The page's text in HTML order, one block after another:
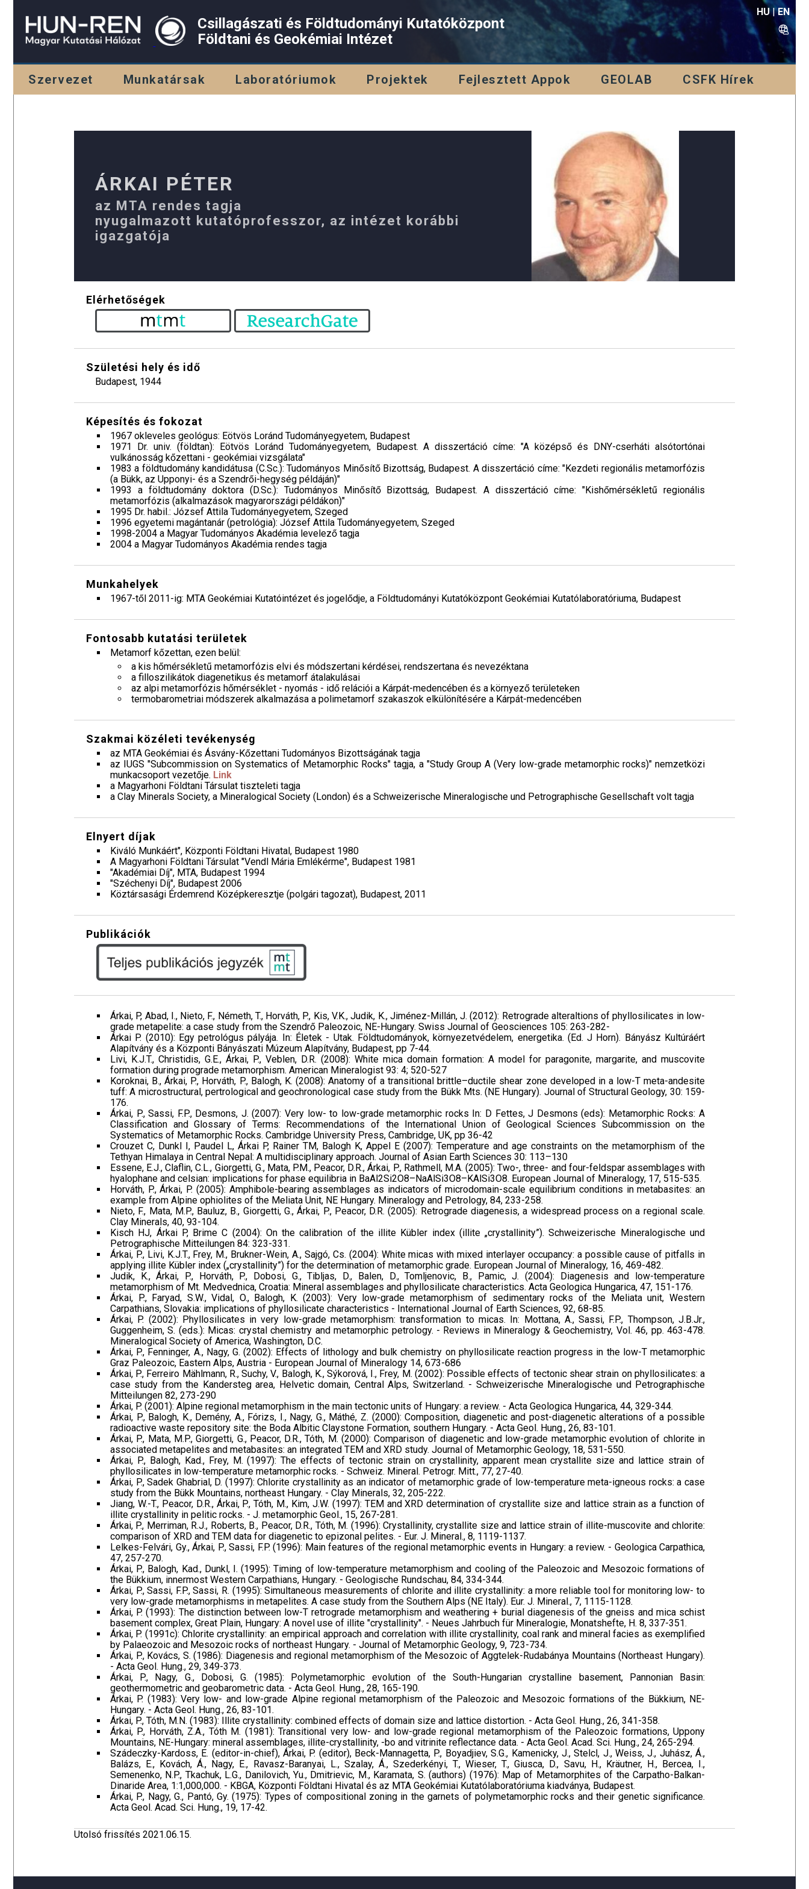
HU|EN
Csillagászati és Földtudományi Kutatóközpont
Földtani és Geokémiai Intézet
Szervezet Munkatársak Laboratóriumok Projektek Fejlesztett Appok GEOLAB CSFK Hírek
ÁRKAI PÉTER
az MTA rendes tagja
nyugalmazott kutatóprofesszor, az intézet korábbi
igazgatója
Elérhetőségek
Születési hely és idő
Budapest, 1944
Képesítés és fokozat
1967 okleveles geológus: Eötvös Loránd Tudományegyetem, Budapest
1971 Dr. univ. (földtan): Eötvös Loránd Tudományegyetem, Budapest. A disszertáció címe: "A középső és DNY-cserháti alsótortónai
vulkánosság kőzettani - geokémiai vizsgálata"
1983 a földtudomány kandidátusa (C.Sc.): Tudományos Minősítő Bizottság, Budapest. A disszertáció címe: "Kezdeti regionális metamorfózis
(a Bükk, az Upponyi- és a Szendrői-hegység példáján)"
1993 a földtudomány doktora (D.Sc.): Tudományos Minősítő Bizottság, Budapest. A disszertáció címe: "Kishőmérsékletű regionális
metamorfózis (alkalmazások magyarországi példákon)"
1995 Dr. habil.: József Attila Tudományegyetem, Szeged
1996 egyetemi magántanár (petrológia): József Attila Tudományegyetem, Szeged
1998-2004 a Magyar Tudományos Akadémia levelező tagja
2004 a Magyar Tudományos Akadémia rendes tagja
Munkahelyek
1967-től 2011-ig: MTA Geokémiai Kutatóintézet és jogelődje, a Földtudományi Kutatóközpont Geokémiai Kutatólaboratóriuma, Budapest
Fontosabb kutatási területek
Metamorf kőzettan, ezen belül:
a kis hőmérsékletű metamorfózis elvi és módszertani kérdései, rendszertana és nevezéktana
a filloszilikátok diagenetikus és metamorf átalakulásai
az alpi metamorfózis hőmérséklet - nyomás - idő relációi a Kárpát-medencében és a környező területeken
termobarometriai módszerek alkalmazása a polimetamorf szakaszok elkülönítésére a Kárpát-medencében
Szakmai közéleti tevékenység
az MTA Geokémiai és Ásvány-Kőzettani Tudományos Bizottságának tagja
az IUGS "Subcommission on Systematics of Metamorphic Rocks" tagja, a "Study Group A (Very low-grade metamorphic rocks)" nemzetközi
munkacsoport vezetője. Link
a Magyarhoni Földtani Társulat tiszteleti tagja
a Clay Minerals Society, a Mineralogical Society (London) és a Schweizerische Mineralogische und Petrographische Gesellschaft volt tagja
Elnyert díjak
Kiváló Munkáért", Központi Földtani Hivatal, Budapest 1980
A Magyarhoni Földtani Társulat "Vendl Mária Emlékérme", Budapest 1981
"Akadémiai Díj", MTA, Budapest 1994
"Széchenyi Díj", Budapest 2006
Köztársasági Érdemrend Középkeresztje (polgári tagozat), Budapest, 2011
Publikációk
Árkai, P, Abad, I., Nieto, F., Németh, T., Horváth, P., Kis, V.K., Judik, K., Jiménez-Millán, J. (2012): Retrograde alteraltions of phyllosilicates in low-
grade metapelite: a case study from the Szendrő Paleozoic, NE-Hungary. Swiss Journal of Geosciences 105: 263-282-
Árkai P. (2010): Egy petrológus pályája. In: Életek - Utak. Földtudományok, környezetvédelem, energetika. (Ed. J Horn). Bányász Kultúráért
Alapítvány és a Központi Bányászati Múzeum Alapítvány, Budapest, pp 7-44.
Livi, K.J.T., Christidis, G.E., Árkai, P., Veblen, D.R. (2008): White mica domain formation: A model for paragonite, margarite, and muscovite
formation during prograde metamorphism. American Mineralogist 93: 4; 520-527
Koroknai, B., Árkai, P., Horváth, P., Balogh, K. (2008): Anatomy of a transitional brittle–ductile shear zone developed in a low-T meta-andesite
tuff: A microstructural, pertrological and geochronological case study from the Bükk Mts. (NE Hungary). Journal of Structural Geology, 30: 159-
176.
Árkai, P., Sassi, F.P., Desmons, J. (2007): Very low- to low-grade metamorphic rocks In: D Fettes, J Desmons (eds): Metamorphic Rocks: A
Classification and Glossary of Terms: Recommendations of the International Union of Geological Sciences Subcommission on the
Systematics of Metamorphic Rocks. Cambridge University Press, Cambridge, UK, pp 36-42
Crouzet C, Dunkl I, Paudel L, Árkai P, Rainer TM, Balogh K, Appel E (2007): Temperature and age constraints on the metamorphism of the
Tethyan Himalaya in Central Nepal: A multidisciplinary approach. Journal of Asian Earth Sciences 30: 113–130
Essene, E.J., Claflin, C.L., Giorgetti, G., Mata, P.M., Peacor, D.R., Árkai, P., Rathmell, M.A. (2005): Two-, three- and four-feldspar assemblages with
hyalophane and celsian: implications for phase equilibria in BaAl2Si2O8–NaAlSi3O8–KAlSi3O8. European Journal of Mineralogy, 17, 515-535.
Horváth, P., Árkai, P. (2005): Amphibole-bearing assemblages as indicators of microdomain-scale equilibrium conditions in metabasites: an
example from Alpine ophiolites of the Meliata Unit, NE Hungary. Mineralogy and Petrology, 84, 233-258.
Nieto, F., Mata, M.P., Bauluz, B., Giorgetti, G., Árkai, P., Peacor, D.R. (2005): Retrograde diagenesis, a widespread process on a regional scale.
Clay Minerals, 40, 93-104.
Kisch HJ, Árkai P, Brime C (2004): On the calibration of the illite Kübler index (illite „crystallinity”). Schweizerische Mineralogische und
Petrographische Mitteilungen 84: 323-331.
Árkai, P., Livi, K.J.T., Frey, M., Brukner-Wein, A., Sajgó, Cs. (2004): White micas with mixed interlayer occupancy: a possible cause of pitfalls in
applying illite Kübler index („crystallinity”) for the determination of metamorphic grade. European Journal of Mineralogy, 16, 469-482.
Judik, K., Árkai, P., Horváth, P., Dobosi, G., Tibljas, D., Balen, D., Tomljenovic, B., Pamic, J. (2004): Diagenesis and low-temperature
metamorphism of Mt. Medvednica, Croatia: Mineral assemblages and phyllosilicate characteristics. Acta Geologica Hungarica, 47, 151-176.
Árkai, P., Faryad, S.W., Vidal, O., Balogh, K. (2003): Very low-grade metamorphism of sedimentary rocks of the Meliata unit, Western
Carpathians, Slovakia: implications of phyllosilicate characteristics - International Journal of Earth Sciences, 92, 68-85.
Árkai, P. (2002): Phyllosilicates in very low-grade metamorphism: transformation to micas. In: Mottana, A., Sassi, F.P., Thompson, J.B.Jr.,
Guggenheim, S. (eds.): Micas: crystal chemistry and metamorphic petrology. - Reviews in Mineralogy & Geochemistry, Vol. 46, pp. 463-478.
Mineralogical Society of America, Washington, D.C.
Árkai, P., Fenninger, A., Nagy, G. (2002): Effects of lithology and bulk chemistry on phyllosilicate reaction progress in the low-T metamorphic
Graz Paleozoic, Eastern Alps, Austria - European Journal of Mineralogy 14, 673-686
Árkai, P., Ferreiro Mählmann, R., Suchy, V., Balogh, K., Sýkorová, I., Frey, M. (2002): Possible effects of tectonic shear strain on phyllosilicates: a
case study from the Kandersteg area, Helvetic domain, Central Alps, Switzerland. - Schweizerische Mineralogische und Petrographische
Mitteilungen 82, 273-290
Árkai, P. (2001): Alpine regional metamorphism in the main tectonic units of Hungary: a review. - Acta Geologica Hungarica, 44, 329-344.
Árkai, P., Balogh, K., Demény, A., Fórizs, I., Nagy, G., Máthé, Z. (2000): Composition, diagenetic and post-diagenetic alterations of a possible
radioactive waste repository site: the Boda Albitic Claystone Formation, southern Hungary. - Acta Geol. Hung., 26, 83-101.
Árkai, P., Mata, M.P., Giorgetti, G., Peacor, D.R., Tóth, M. (2000): Comparison of diagenetic and low-grade metamorphic evolution of chlorite in
associated metapelites and metabasites: an integrated TEM and XRD study. Journal of Metamorphic Geology, 18, 531-550.
Árkai, P., Balogh, Kad., Frey, M. (1997): The effects of tectonic strain on crystallinity, apparent mean crystallite size and lattice strain of
phyllosilicates in low-temperature metamorphic rocks. - Schweiz. Mineral. Petrogr. Mitt., 77, 27-40.
Árkai, P., Sadek Ghabrial, D. (1997): Chlorite crystallinity as an indicator of metamorphic grade of low-temperature meta-igneous rocks: a case
study from the Bükk Mountains, northeast Hungary. - Clay Minerals, 32, 205-222.
Jiang, W.-T., Peacor, D.R., Árkai, P., Tóth, M., Kim, J.W. (1997): TEM and XRD determination of crystallite size and lattice strain as a function of
illite crystallinity in pelitic rocks. - J. metamorphic Geol., 15, 267-281.
Árkai, P., Merriman, R.J., Roberts, B., Peacor, D.R., Tóth, M. (1996): Crystallinity, crystallite size and lattice strain of illite-muscovite and chlorite:
comparison of XRD and TEM data for diagenetic to epizonal pelites. - Eur. J. Mineral., 8, 1119-1137.
Lelkes-Felvári, Gy., Árkai, P., Sassi, F.P. (1996): Main features of the regional metamorphic events in Hungary: a review. - Geologica Carpathica,
47, 257-270.
Árkai, P., Balogh, Kad., Dunkl, I. (1995): Timing of low-temperature metamorphism and cooling of the Paleozoic and Mesozoic formations of
the Bükkium, innermost Western Carpathians, Hungary. - Geologische Rundschau, 84, 334-344.
Árkai, P., Sassi, F.P., Sassi, R. (1995): Simultaneous measurements of chlorite and illite crystallinity: a more reliable tool for monitoring low- to
very low-grade metamorphisms in metapelites. A case study from the Southern Alps (NE Italy). Eur. J. Mineral., 7, 1115-1128.
Árkai, P. (1993): The distinction between low-T retrograde metamorphism and weathering + burial diagenesis of the gneiss and mica schist
basement complex, Great Plain, Hungary: A novel use of illite "crystallinity". - Neues Jahrbuch für Mineralogie, Monatshefte, H. 8, 337-351.
Árkai, P. (1991c): Chlorite crystallinity: an empirical approach and correlation with illite crystallinity, coal rank and mineral facies as exemplified
by Palaeozoic and Mesozoic rocks of northeast Hungary. - Journal of Metamorphic Geology, 9, 723-734.
Árkai, P., Kovács, S. (1986): Diagenesis and regional metamorphism of the Mesozoic of Aggtelek-Rudabánya Mountains (Northeast Hungary).
- Acta Geol. Hung., 29, 349-373.
Árkai, P., Nagy, G., Dobosi, G. (1985): Polymetamorphic evolution of the South-Hungarian crystalline basement, Pannonian Basin:
geothermometric and geobarometric data. - Acta Geol. Hung., 28, 165-190.
Árkai, P. (1983): Very low- and low-grade Alpine regional metamorphism of the Paleozoic and Mesozoic formations of the Bükkium, NE-
Hungary. - Acta Geol. Hung., 26, 83-101.
Árkai, P., Tóth, M.N. (1983): Illite crystallinity: combined effects of domain size and lattice distortion. - Acta Geol. Hung., 26, 341-358.
Árkai, P., Horváth, Z.A., Tóth M. (1981): Transitional very low- and low-grade regional metamorphism of the Paleozoic formations, Uppony
Mountains, NE-Hungary: mineral assemblages, illite-crystallinity, -bo and vitrinite reflectance data. - Acta Geol. Acad. Sci. Hung., 24, 265-294.
Szádeczky-Kardoss, E. (editor-in-chief), Árkai, P. (editor), Beck-Mannagetta, P., Boyadjiev, S.G., Kamenicky, J., Stelcl, J., Weiss, J., Juhász, Á.,
Balázs, E., Kovách, Á., Nagy, E., Ravasz-Baranyai, L., Szalay, Á., Szederkényi, T., Wieser, T., Giusca, D., Savu, H., Kräutner, H., Bercea, I.,
Semenenko, N.P., Tkachuk, L.G., Danilovich, Yu., Dmitrievic, M., Karamata, S. (authors) (1976): Map of Metamorphites of the Carpatho-Balkan-
Dinaride Area, 1:1,000,000. - KBGA, Központi Földtani Hivatal és az MTA Geokémiai Kutatólaboratóriuma kiadványa, Budapest.
Árkai, P., Nagy, G., Pantó, Gy. (1975): Types of compositional zoning in the garnets of polymetamorphic rocks and their genetic significance.
Acta Geol. Acad. Sci. Hung., 19, 17-42.
Utolsó frissítés 2021.06.15.